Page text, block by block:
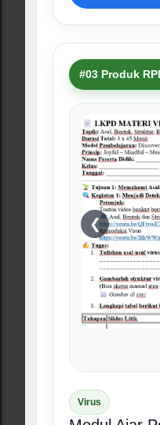
Cocok
sering
kontekstual.
Membantu
LKPD dan
Dapat
referensi
kelas.
Tanya
Beli
#04 Produk
❮